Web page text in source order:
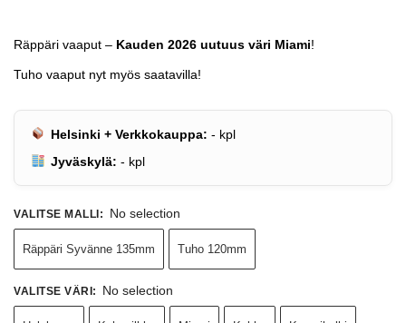
Räppäri vaaput – Kauden 2026 uutuus väri Miami!
Tuho vaaput nyt myös saatavilla!
Helsinki + Verkkokauppa: - kpl
Jyväskylä: - kpl
VALITSE MALLI: No selection
Räppäri Syvänne 135mm Tuho 120mm
VALITSE VÄRI: No selection